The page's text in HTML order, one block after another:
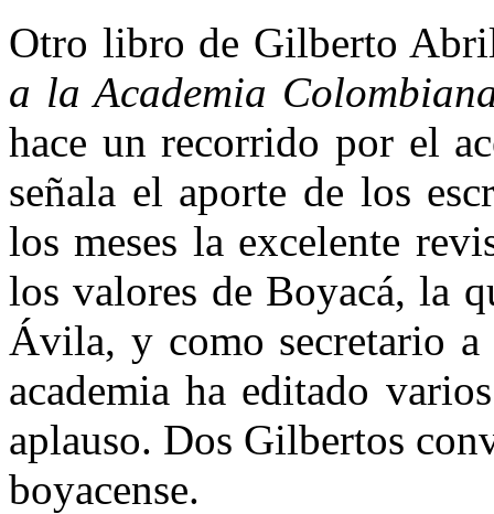
Otro libro de Gilberto
a la Academia
hace un recorrido por el
señala el aporte de los
los meses la excelente
los valores de Boyacá, la
Ávila, y como secretario
academia ha editado
aplauso. Dos Gilbertos
boyacense.